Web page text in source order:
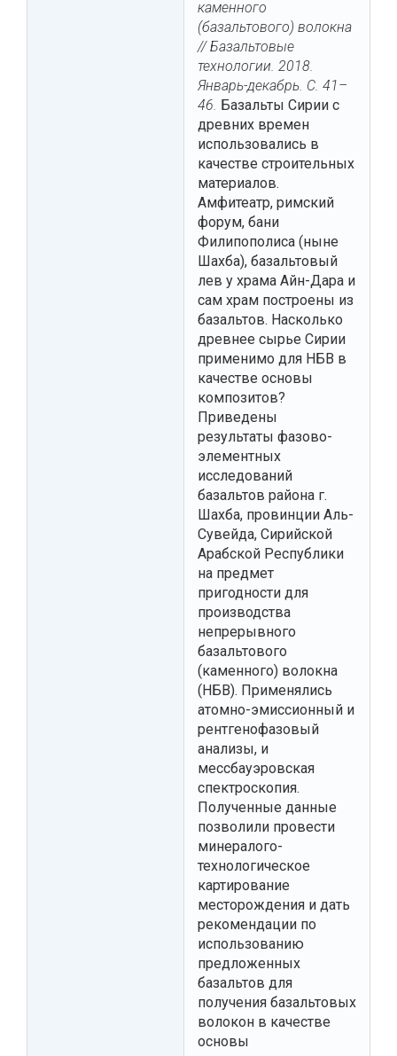
каменного
(базальтового) волокна
// Базальтовые
технологии. 2018.
Январь-декабрь. С. 41–
46. Базальты Сирии с
древних времен
использовались в
качестве строительных
материалов.
Амфитеатр, римский
форум, бани
Филипополиса (ныне
Шахба), базальтовый
лев у храма Айн-Дара и
сам храм построены из
базальтов. Насколько
древнее сырье Сирии
применимо для НБВ в
качестве основы
композитов?
Приведены
результаты фазово-
элементных
исследований
базальтов района г.
Шахба, провинции Аль-
Сувейда, Сирийской
Арабской Республики
на предмет
пригодности для
производства
непрерывного
базальтового
(каменного) волокна
(НБВ). Применялись
атомно-эмиссионный и
рентгенофазовый
анализы, и
мессбауэровская
спектроскопия.
Полученные данные
позволили провести
минералого-
технологическое
картирование
месторождения и дать
рекомендации по
использованию
предложенных
базальтов для
получения базальтовых
волокон в качестве
основы